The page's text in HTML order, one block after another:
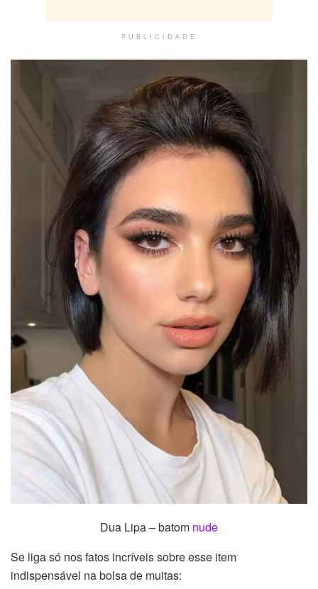
PUBLICIDADE
Dua Lipa – batom nude
Se liga só nos fatos incríveis sobre esse item
indispensável na bolsa de muitas: